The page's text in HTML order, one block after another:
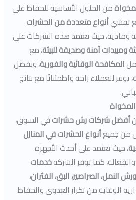
من الحلول الأساسية للحفاظ على
تفشيأنواع متعددة من الحشرات
ومادية، حيث تعتمد هذه الشركات على
ومبيدات آمنة وصديقة للبيئة، مع
المكافحة الوقائية والفورية، وبفضل
للعملاء راحة واطمئنانًا مع نتائج
أفضل شركات رش حشراتفي السوق،
من جميعأنواع الحشرات في المنازل
، حيث تعتمد على أحدث الأجهزة
والفعالة، كما توفر الشركةخدمات
الصراصير، البق، الفئران،
الوقاية من تكرار العدوى والحفاظ